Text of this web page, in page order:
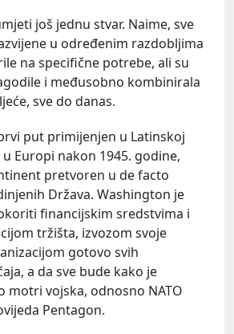
još jednu stvar. Naime, sve
u određenim razdobljima
na specifične potrebe, ali su
i međusobno kombinirala
sve do danas.
put primijenjen u Latinskoj
Europi nakon 1945. godine,
pretvoren u de facto
Država. Washington je
financijskim sredstvima i
tržišta, izvozom svoje
gotovo svih
a da sve bude kako je
motri vojska, odnosno NATO
Pentagon.